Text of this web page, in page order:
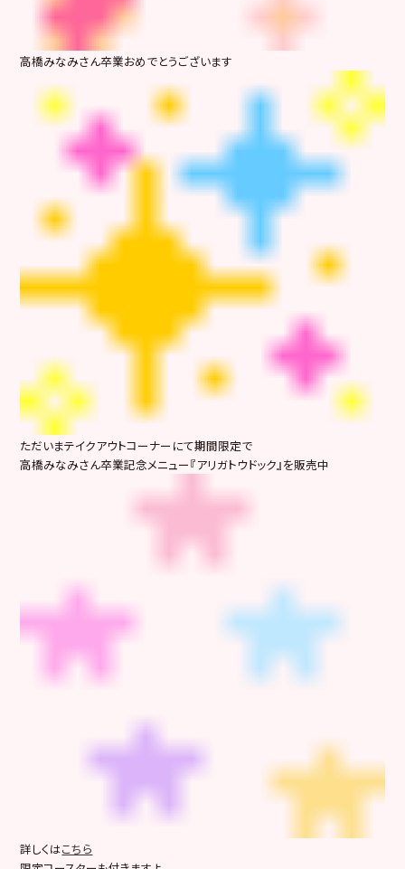
高橋みなみさん卒業おめでとうございます
ただいまテイクアウトコーナーにて期間限定で
高橋みなみさん卒業記念メニュー『アリガトウドック』を販売中
詳しくはこちら